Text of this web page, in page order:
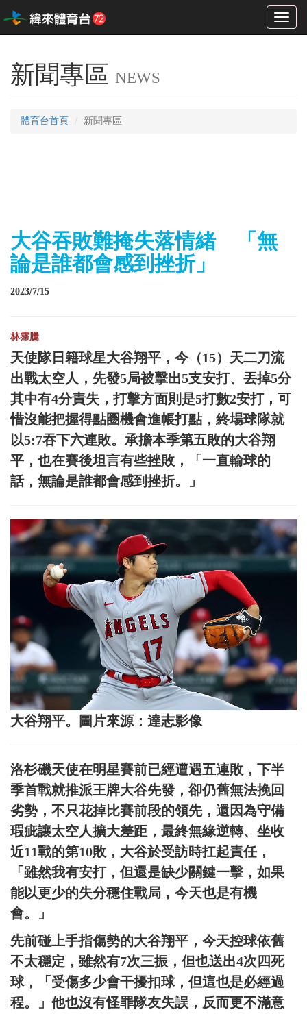
Toggle
新聞專區 NEWS
體育台首頁 新聞專區
大谷吞敗難掩失落情緒 「無
論是誰都會感到挫折」
2023/7/15
林霈騰
天使隊日籍球星大谷翔平，今（15）天二刀流
出戰太空人，先發5局被擊出5支安打、丟掉5分
其中有4分責失，打擊方面則是5打數2安打，可
惜沒能把握得點圈機會進帳打點，終場球隊就
以5:7吞下六連敗。承擔本季第五敗的大谷翔
平，也在賽後坦言有些挫敗，「一直輸球的
話，無論是誰都會感到挫折。」
大谷翔平。圖片來源：達志影像
洛杉磯天使在明星賽前已經遭遇五連敗，下半
季首戰就推派王牌大谷先發，卻仍舊無法挽回
劣勢，不只花掉比賽前段的領先，還因為守備
瑕疵讓太空人擴大差距，最終無緣逆轉、坐收
近11戰的第10敗，大谷於受訪時扛起責任，
「雖然我有安打，但還是缺少關鍵一擊，如果
能以更少的失分穩住戰局，今天也是有機
會。」
先前碰上手指傷勢的大谷翔平，今天控球依舊
不太穩定，雖然有7次三振，但也送出4次四死
球，「受傷多少會干擾扣球，但這也是必經過
程。」他也沒有怪罪隊友失誤，反而更不滿意